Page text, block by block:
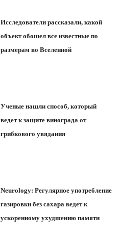
Исследователи рассказали, какой
объект обошел все известные по
размерам во Вселенной
Ученые нашли способ, который
ведет к защите винограда от
грибкового увядания
Neurology: Регулярное употребление
газировки без сахара ведет к
ускоренному ухудшению памяти